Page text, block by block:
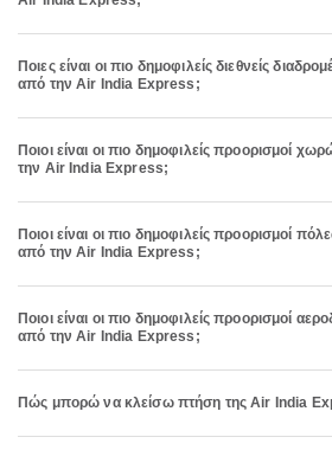
Ποιες είναι οι πιο δημοφιλείς διεθνείς
από την Air India Express;
Ποιοι είναι οι πιο δημοφιλείς προορισμοί
την Air India Express;
Ποιοι είναι οι πιο δημοφιλείς προορισμοί
από την Air India Express;
Ποιοι είναι οι πιο δημοφιλείς προορισμοί
από την Air India Express;
Πώς μπορώ να κλείσω πτήση της Air India